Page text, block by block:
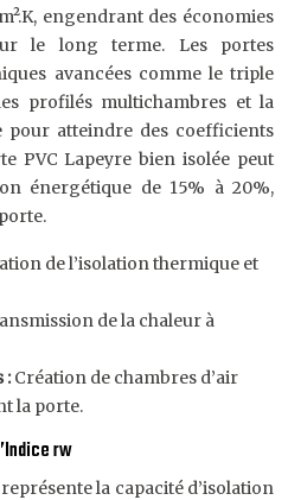
engendrant des économies
le long terme. Les portes
avancées comme le triple
profilés multichambres et la
atteindre des coefficients
PVC Lapeyre bien isolée peut
énergétique de 15% à 20%,
de l’isolation thermique et
de la chaleur à
:Création de chambres d’air
la porte.
rw
la capacité d’isolation